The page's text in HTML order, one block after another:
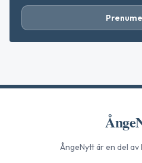
ÅngeNyttär en del av